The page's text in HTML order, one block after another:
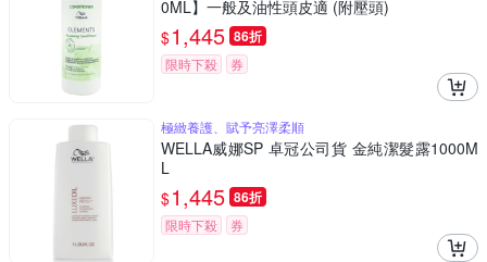
0ML】一般及油性頭皮適 (附壓頭)
$1,445 86折
限時下殺 券
極緻養護、賦予亮澤柔順
WELLA威娜SP 卓冠公司貨 金純潔髮露1000M
L
$1,445 86折
限時下殺 券